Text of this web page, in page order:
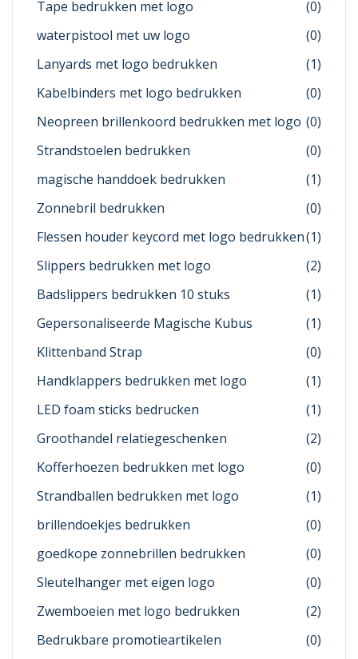
Tape bedrukken met logo
(0)
waterpistool met uw logo
(0)
Lanyards met logo bedrukken
(1)
Kabelbinders met logo bedrukken
(0)
Neopreen brillenkoord bedrukken met logo (0)
Strandstoelen bedrukken
(0)
magische handdoek bedrukken
(1)
Zonnebril bedrukken
(0)
Flessen houder keycord met logo bedrukken(1)
Slippers bedrukken met logo
(2)
Badslippers bedrukken 10 stuks
(1)
Gepersonaliseerde Magische Kubus
(1)
Klittenband Strap
(0)
Handklappers bedrukken met logo
(1)
LED foam sticks bedrucken
(1)
Groothandel relatiegeschenken
(2)
Kofferhoezen bedrukken met logo
(0)
Strandballen bedrukken met logo
(1)
brillendoekjes bedrukken
(0)
goedkope zonnebrillen bedrukken
(0)
Sleutelhanger met eigen logo
(0)
Zwemboeien met logo bedrukken
(2)
Bedrukbare promotieartikelen
(0)